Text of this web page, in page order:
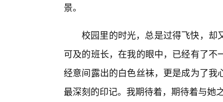
景。
校园里的时光，总是过得飞快，却
可及的班长，在我的眼中，已经有了
经意间露出的白色丝袜，更是成为了
最深刻的印记。我期待着，期待着与她